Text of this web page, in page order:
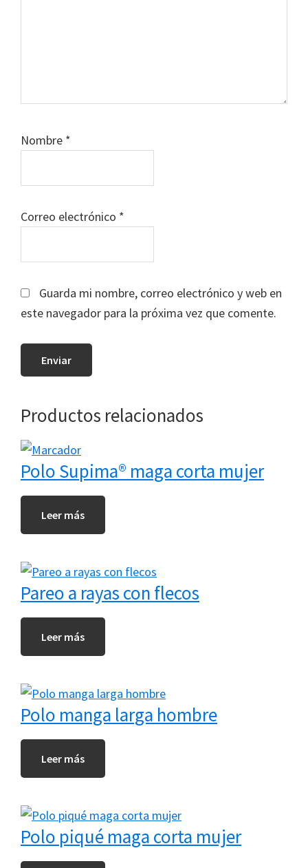
Nombre *
Correo electrónico *
Guarda mi nombre, correo electrónico y web en
este navegador para la próxima vez que comente.
Productos relacionados
Polo Supima® maga corta mujer
Leer más
Pareo a rayas con flecos
Leer más
Polo manga larga hombre
Leer más
Polo piqué maga corta mujer